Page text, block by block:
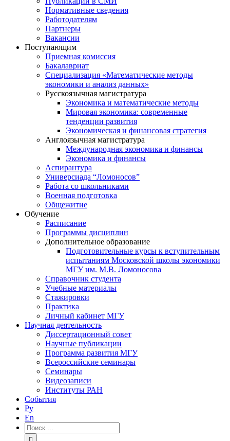
Нормативные сведения
Работодателям
Партнеры
Вакансии
Поступающим
Приемная комиссия
Бакалавриат
Специализация «Математические методы
экономики и анализ данных»
Русскоязычная магистратура
Экономика и математические методы
Мировая экономика: современные
тенденции развития
Экономическая и финансовая стратегия
Англоязычная магистратура
Международная экономика и финансы
Экономика и финансы
Аспирантура
Универсиада “Ломоносов”
Работа со школьниками
Военная подготовка
Общежитие
Обучение
Расписание
Программы дисциплин
Дополнительное образование
Подготовительные курсы к вступительным
испытаниям Московской школы экономики
МГУ им. М.В. Ломоносова
Справочник студента
Учебные материалы
Стажировки
Практика
Личный кабинет МГУ
Научная деятельность
Диссертационный совет
Научные публикации
Программа развития МГУ
Всероссийские семинары
Семинары
Видеозаписи
Институты РАН
События
Ру
En
Результат
поиска: